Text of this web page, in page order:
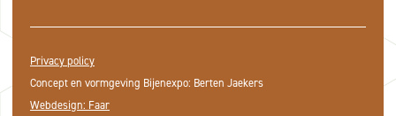
Privacy policy
Concept en vormgeving Bijenexpo: Berten Jaekers
Webdesign: Faar